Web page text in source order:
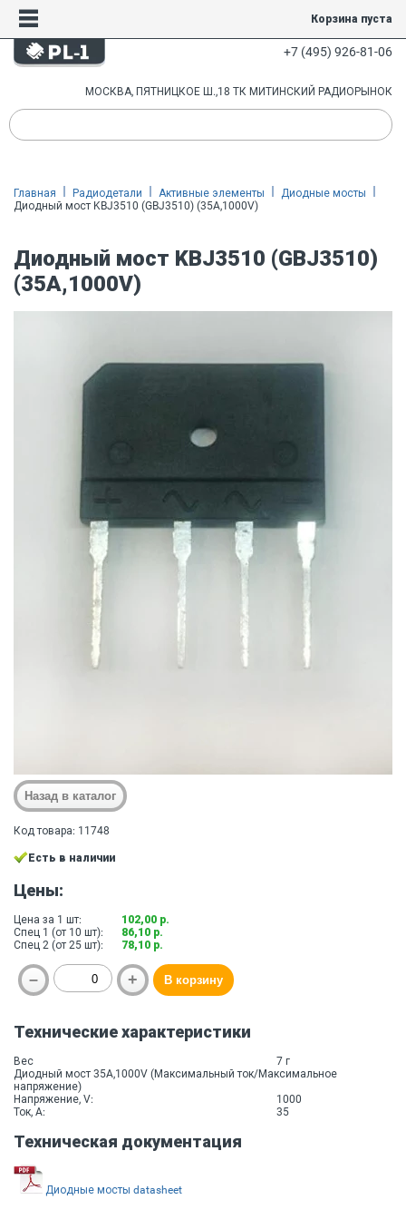
Корзина пуста
+7 (495) 926-81-06
МОСКВА, ПЯТНИЦКОЕ Ш.,18 ТК МИТИНСКИЙ РАДИОРЫНОК
Главная Радиодетали Активные элементы
Диодные мосты
Диодный мост KBJ3510 (GBJ3510) (35A,1000V)
Диодный мост KBJ3510 (GBJ3510)
(35A,1000V)
Код товара: 11748
Есть в наличии
Цены:
Цена за 1 шт:
102,00 р.
Спец 1 (от 10 шт):
86,10 р.
Спец 2 (от 25 шт):
78,10 р.
Технические характеристики
Вес
7 г
Диодный мост 35A,1000V (Максимальный ток/Максимальное
напряжение)
Напряжение, V:
1000
Ток, A:
35
Техническая документация
Диодные мосты datasheet